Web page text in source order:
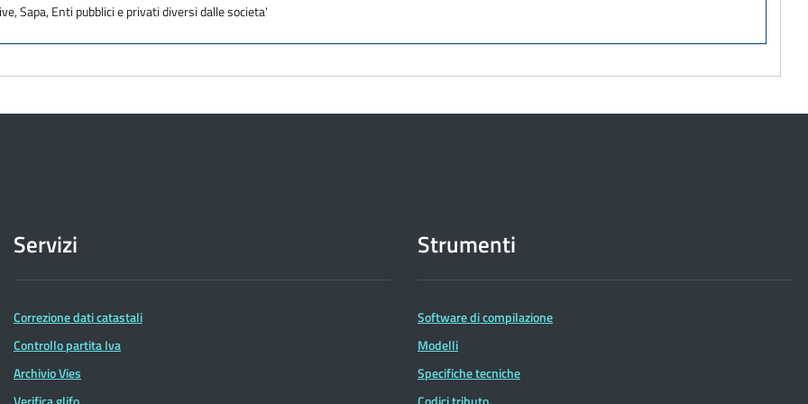
Sapa, Enti pubblici e privati diversi dalle societa'
Servizi
Correzione dati catastali
Controllo partita Iva
Archivio Vies
Strumenti
Software di compilazione
Modelli
Specifiche tecniche